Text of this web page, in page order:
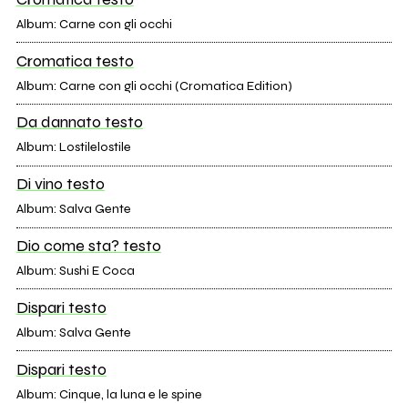
Album: Carne con gli occhi
Cromatica testo
Album: Carne con gli occhi (Cromatica Edition)
Da dannato testo
Album: Lostilelostile
Di vino testo
Album: Salva Gente
Dio come sta? testo
Album: Sushi E Coca
Dispari testo
Album: Salva Gente
Dispari testo
Album: Cinque, la luna e le spine